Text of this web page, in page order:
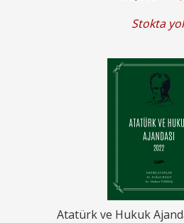
Stokta
Atatürk ve Hukuk